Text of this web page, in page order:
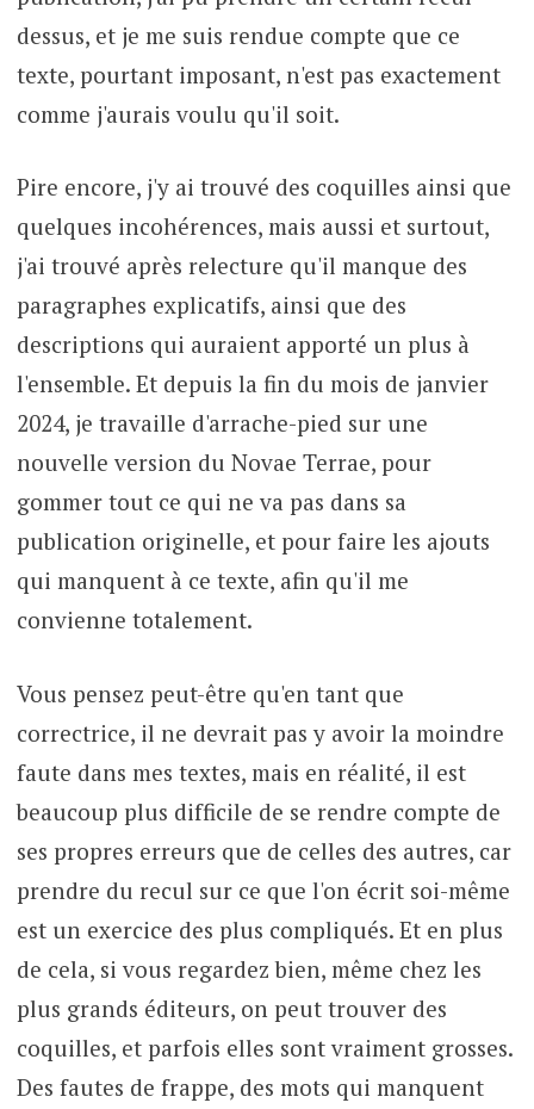
dessus, et je me suis rendue compte que ce
texte, pourtant imposant, n'est pas exactement
comme j'aurais voulu qu'il soit.
Pire encore, j'y ai trouvé des coquilles ainsi que
quelques incohérences, mais aussi et surtout,
j'ai trouvé après relecture qu'il manque des
paragraphes explicatifs, ainsi que des
descriptions qui auraient apporté un plus à
l'ensemble. Et depuis la fin du mois de janvier
2024, je travaille d'arrache-pied sur une
nouvelle version du Novae Terrae, pour
gommer tout ce qui ne va pas dans sa
publication originelle, et pour faire les ajouts
qui manquent à ce texte, afin qu'il me
convienne totalement.
Vous pensez peut-être qu'en tant que
correctrice, il ne devrait pas y avoir la moindre
faute dans mes textes, mais en réalité, il est
beaucoup plus difficile de se rendre compte de
ses propres erreurs que de celles des autres, car
prendre du recul sur ce que l'on écrit soi-même
est un exercice des plus compliqués. Et en plus
de cela, si vous regardez bien, même chez les
plus grands éditeurs, on peut trouver des
coquilles, et parfois elles sont vraiment grosses.
Des fautes de frappe, des mots qui manquent